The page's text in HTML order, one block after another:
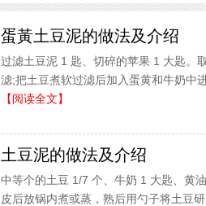
蛋黃土豆泥的做法及介绍
过滤土豆泥 1 匙、切碎的苹果 1 大匙。
滤;把土豆煮软过滤后加入蛋黄和牛奶中
【阅读全文】
土豆泥的做法及介绍
中等个的土豆 1/7 个、牛奶 1 大匙、黄
皮后放锅内煮或蒸，熟后用勺子将土豆